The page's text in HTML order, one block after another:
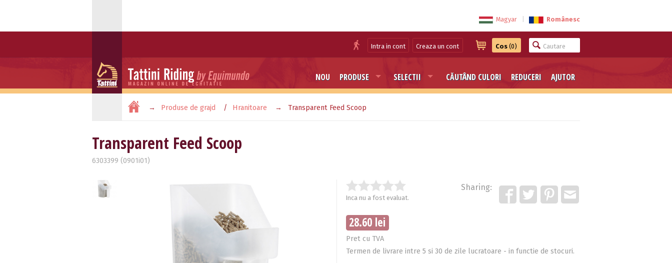
Magyar Românesc
Intra in cont Creaza un cont Cos (0)
NOU PRODUSE SELECTII CĂUTÂND CULORI REDUCERI AJUTOR
Produse de grajd Hranitoare Transparent Feed Scoop
Transparent Feed Scoop
6303399 (0901i01)
Inca nu a fost evaluat.
Sharing:
28.60 lei
Pret cu TVA
Termen de livrare intre 5 si 30 de zile lucratoare - in functie de stocuri.